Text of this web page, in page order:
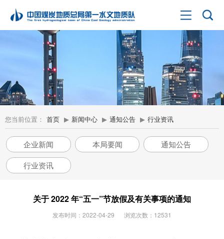
您当前位置： 首页 ▶ 新闻中心 ▶ 通知公告 ▶ 行业资讯
企业新闻 本局要闻
通知公告
行业资讯
关于 2022 年“五一”节放假及有关事项的通知
发布时间：2022-04-29 浏览次数：12531